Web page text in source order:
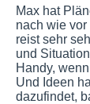
Max hat
nach wie
reist sehr
und
Handy,
Und Ideen
dazufindet,